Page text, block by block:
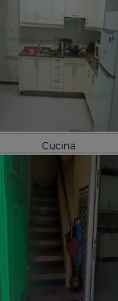
Cucina